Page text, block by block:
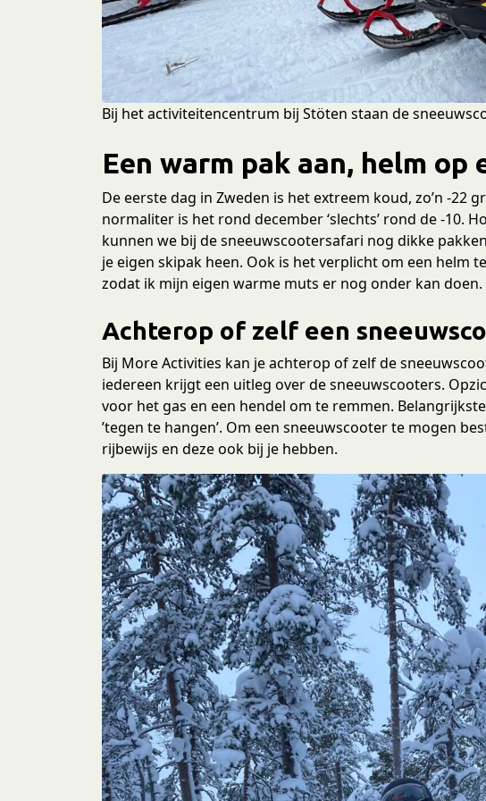
e
Bij het activiteitencentrum bij Stöten staan de
Een warm pak aan, helm
De eerste dag in Zweden is het extreem koud, zo’n -22
normaliter is het rond december ‘slechts’ rond de -10.
kunnen we bij de sneeuwscootersafari nog dikke
je eigen skipak heen. Ook is het verplicht om een helm
zodat ik mijn eigen warme muts er nog onder kan doen.
Achterop of zelf een
Bij More Activities kan je achterop of zelf de
iedereen krijgt een uitleg over de sneeuwscooters.
voor het gas en een hendel om te remmen.
’tegen te hangen’. Om een sneeuwscooter te mogen
rijbewijs en deze ook bij je hebben.